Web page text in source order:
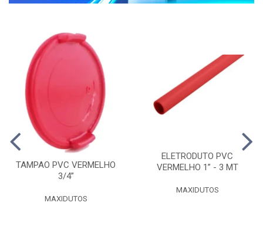
TAMPAO PVC VERMELHO
3/4”
MAXIDUTOS
ELETRODUTO PVC
VERMELHO 1” - 3 MT
MAXIDUTOS